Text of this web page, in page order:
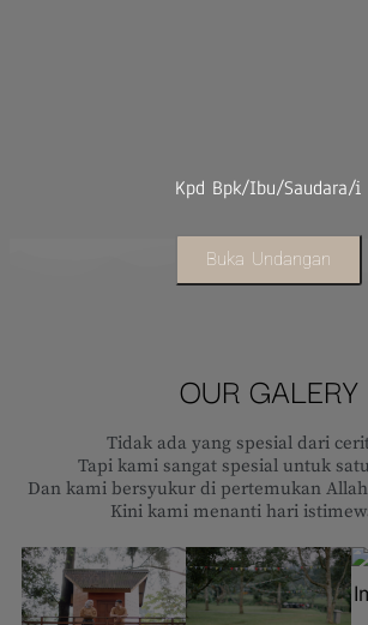
OUR GALERY
Tidak ada yang spesial dari
Tapi kami sangat spesial untuk
Dan kami bersyukur di pertemukan
Kini kami menanti hari
Kpd Bpk/Ibu/Saudara/i
Buka Undangan